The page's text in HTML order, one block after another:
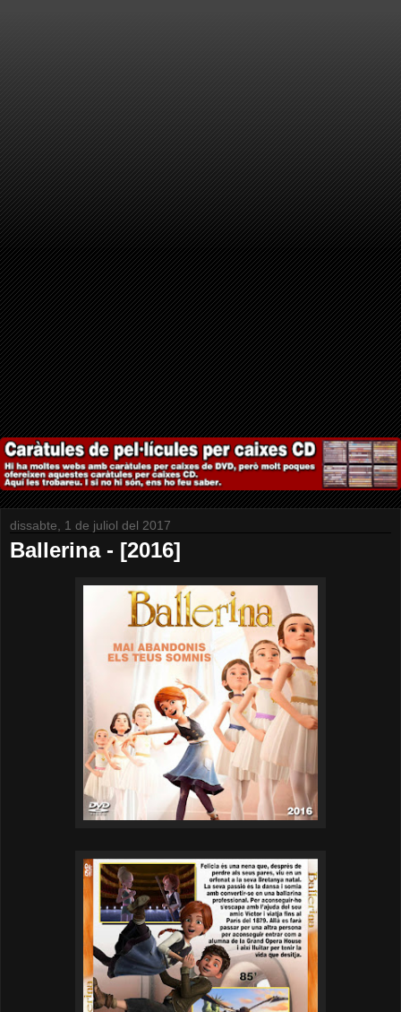
dissabte, 1 de juliol del 2017
Ballerina - [2016]